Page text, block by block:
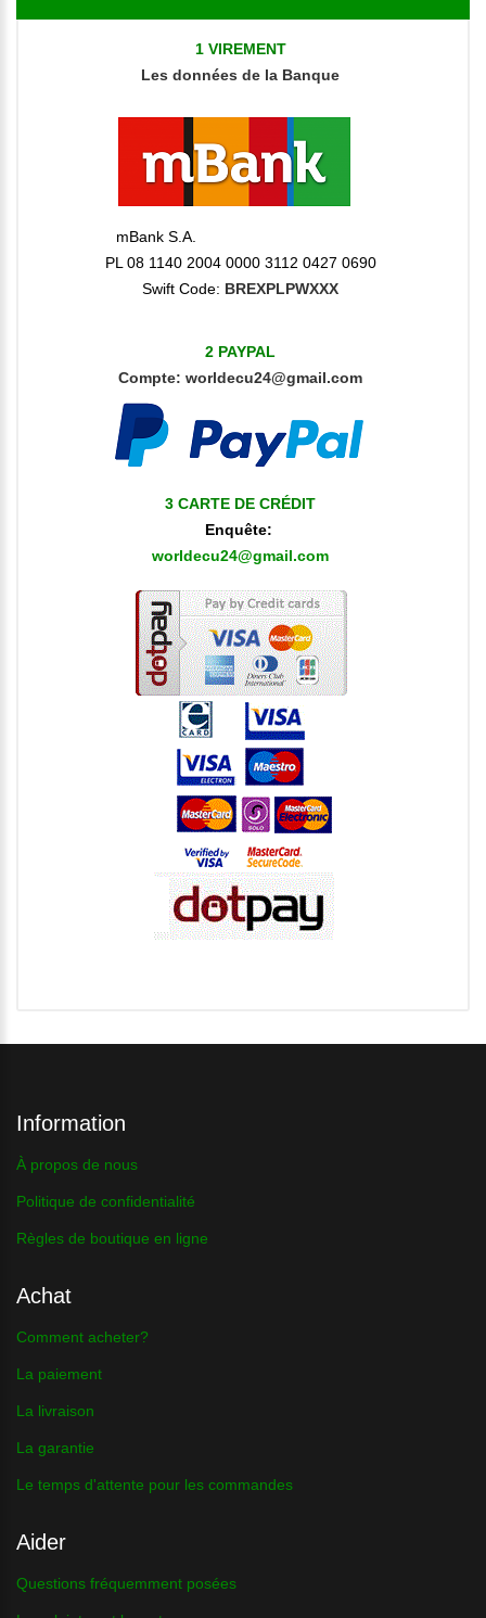
1 VIREMENT
Les données de la Banque
mBank S.A.
PL 08 1140 2004 0000 3112 0427 0690
Swift Code: BREXPLPWXXX
2 PAYPAL
Compte: worldecu24@gmail.com
3 CARTE DE CRÉDIT
Enquête:
worldecu24@gmail.com
Information
À propos de nous
Politique de confidentialité
Règles de boutique en ligne
Achat
Comment acheter?
La paiement
La livraison
La garantie
Le temps d'attente pour les commandes
Aider
Questions fréquemment posées